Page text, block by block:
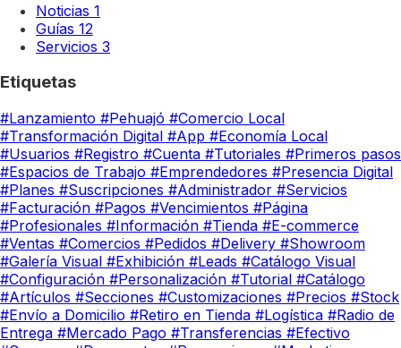
Noticias 1
Guías 12
Servicios 3
Etiquetas
#Lanzamiento #Pehuajó #Comercio Local
#Transformación Digital #App #Economía Local
#Usuarios #Registro #Cuenta #Tutoriales #Primeros pasos
#Espacios de Trabajo #Emprendedores #Presencia Digital
#Planes #Suscripciones #Administrador #Servicios
#Facturación #Pagos #Vencimientos #Página
#Profesionales #Información #Tienda #E-commerce
#Ventas #Comercios #Pedidos #Delivery #Showroom
#Galería Visual #Exhibición #Leads #Catálogo Visual
#Configuración #Personalización #Tutorial #Catálogo
#Artículos #Secciones #Customizaciones #Precios #Stock
#Envío a Domicilio #Retiro en Tienda #Logística #Radio de
Entrega #Mercado Pago #Transferencias #Efectivo